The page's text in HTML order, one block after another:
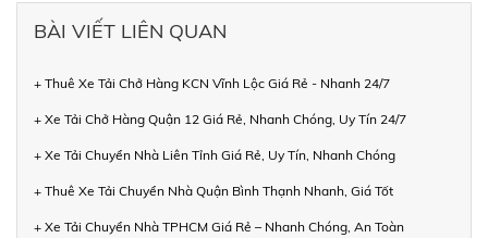
BÀI VIẾT LIÊN QUAN
+ Thuê Xe Tải Chở Hàng KCN Vĩnh Lộc Giá Rẻ - Nhanh 24/7
+ Xe Tải Chở Hàng Quận 12 Giá Rẻ, Nhanh Chóng, Uy Tín 24/7
+ Xe Tải Chuyển Nhà Liên Tỉnh Giá Rẻ, Uy Tín, Nhanh Chóng
+ Thuê Xe Tải Chuyển Nhà Quận Bình Thạnh Nhanh, Giá Tốt
+ Xe Tải Chuyển Nhà TPHCM Giá Rẻ – Nhanh Chóng, An Toàn